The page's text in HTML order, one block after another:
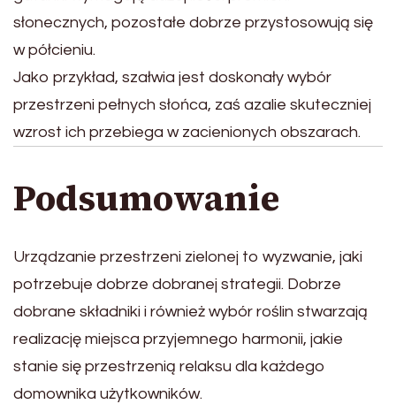
słonecznych, pozostałe dobrze przystosowują się
w półcieniu.
Jako przykład, szałwia jest doskonały wybór
przestrzeni pełnych słońca, zaś azalie skuteczniej
wzrost ich przebiega w zacienionych obszarach.
Podsumowanie
Urządzanie przestrzeni zielonej to wyzwanie, jaki
potrzebuje dobrze dobranej strategii. Dobrze
dobrane składniki i również wybór roślin stwarzają
realizację miejsca przyjemnego harmonii, jakie
stanie się przestrzenią relaksu dla każdego
domownika użytkowników.